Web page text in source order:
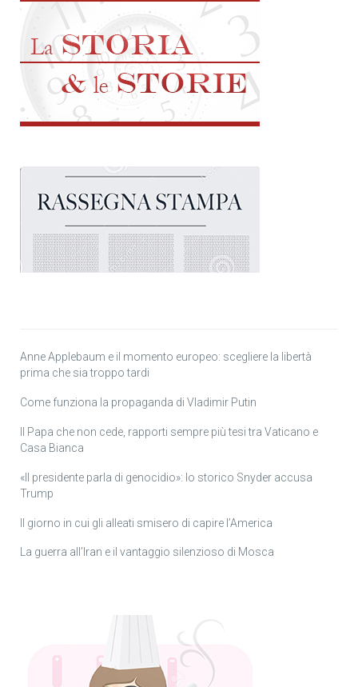
Anne Applebaum e il momento europeo: scegliere la libertà
prima che sia troppo tardi
Come funziona la propaganda di Vladimir Putin
Il Papa che non cede, rapporti sempre più tesi tra Vaticano e
Casa Bianca
«Il presidente parla di genocidio»: lo storico Snyder accusa
Trump
Il giorno in cui gli alleati smisero di capire l’America
La guerra all’Iran e il vantaggio silenzioso di Mosca